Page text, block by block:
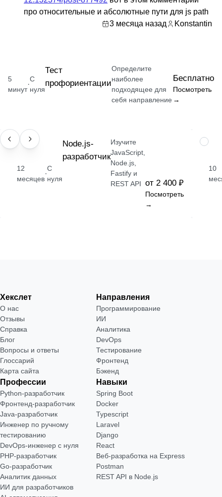
про относительные и абсолютные пути для js path
3 месяца назад
Konstantin
5
минут
·
С
нуля
Тест
профориентации
Определите
наиболее
подходящее для
себя направление
Бесплатно
Посмотреть
→
ПРОФЕССИЯ
12
месяцев
·
С
нуля
Node.js-
разработчик
Изучите
JavaScript,
Node.js,
Fastify и
REST API от 2 400 ₽
Посмотреть
→
10
Хекслет
О нас
Отзывы
Справка
Блог
Вопросы и ответы
Глоссарий
Карта сайта
Направления
Программирование
ИИ
Аналитика
DevOps
Тестирование
Фронтенд
Бэкенд
Профессии
Python-разработчик
Фронтенд-разработчик
Java-разработчик
Инженер по ручному
тестированию
DevOps-инженер с нуля
РНР-разработчик
Go-разработчик
Аналитик данных
ИИ для разработчиков
Навыки
Spring Boot
Docker
Typescript
Laravel
Django
React
Веб-разработка на Express
Postman
REST API в Node.js